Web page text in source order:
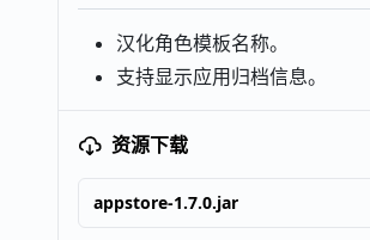
汉化角色模板名称。
支持显示应用归档信息。
资源下载
appstore-1.7.0.jar